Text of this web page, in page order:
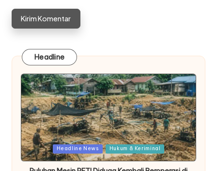
Headline
Posted
in
Headline News Hukum & Keriminal